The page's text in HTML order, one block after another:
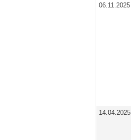
06.11.2025
14.04.2025